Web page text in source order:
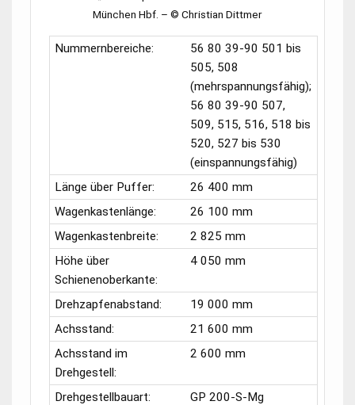
München Hbf. – © Christian Dittmer
Nummernbereiche: 56 80 39-90 501 bis
505, 508
(mehrspannungsfähig);
56 80 39-90 507,
509, 515, 516, 518 bis
520, 527 bis 530
(einspannungsfähig)
Länge über Puffer:
26 400 mm
Wagenkastenlänge:
26 100 mm
Wagenkastenbreite:
2 825 mm
Höhe über
Schienenoberkante:
4 050 mm
Drehzapfenabstand:
19 000 mm
Achsstand:
21 600 mm
Achsstand im
Drehgestell:
2 600 mm
Drehgestellbauart:
GP 200-S-Mg